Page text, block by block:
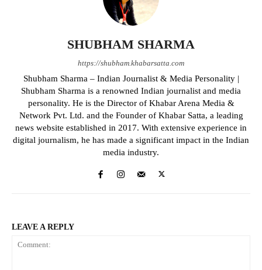
SHUBHAM SHARMA
https://shubham.khabarsatta.com
Shubham Sharma – Indian Journalist & Media Personality |
Shubham Sharma is a renowned Indian journalist and media
personality. He is the Director of Khabar Arena Media &
Network Pvt. Ltd. and the Founder of Khabar Satta, a leading
news website established in 2017. With extensive experience in
digital journalism, he has made a significant impact in the Indian
media industry.
LEAVE A REPLY